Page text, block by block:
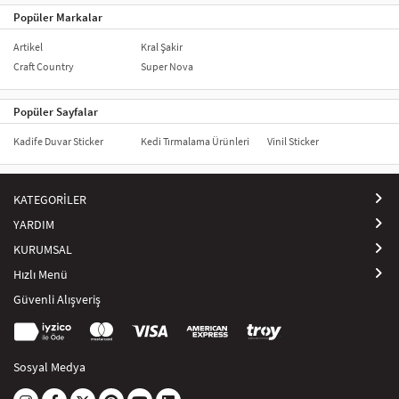
Popüler Markalar
Artikel
Craft Country
Kral Şakir
Super Nova
Popüler Sayfalar
Kadife Duvar Sticker Kedi Tırmalama Ürünleri Vinil Sticker
KATEGORİLER
YARDIM
KURUMSAL
Hızlı Menü
Güvenli Alışveriş
Sosyal Medya